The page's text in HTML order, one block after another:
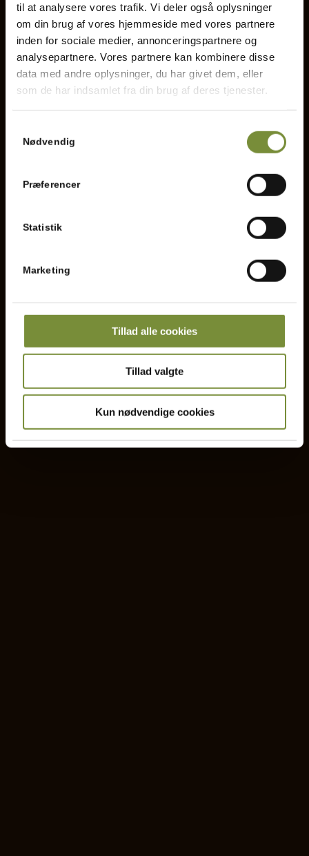
til at analysere vores trafik. Vi deler også oplysninger
om din brug af vores hjemmeside med vores partnere
inden for sociale medier, annonceringspartnere og
analysepartnere. Vores partnere kan kombinere disse
data med andre oplysninger, du har givet dem, eller
som de har indsamlet fra din brug af deres tjenester.
Nødvendig
Præferencer
Statistik
Marketing
Tillad alle cookies
Tillad valgte
Kun nødvendige cookies